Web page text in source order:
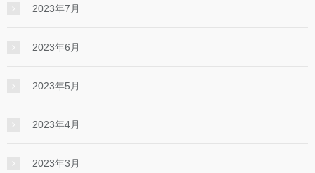
2023年7月
2023年6月
2023年5月
2023年4月
2023年3月